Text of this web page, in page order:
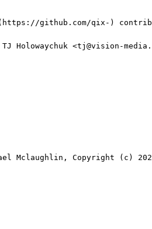
github.com/qix-)
Holowaychuk <tj@vision-
Mclaughlin, Copyright (c) 2025